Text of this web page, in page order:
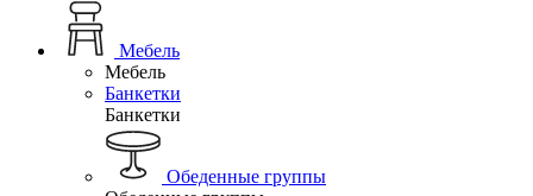
Мебель
Мебель
Банкетки
Банкетки
Обеденные группы